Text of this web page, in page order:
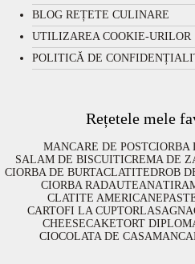
BLOG REȚETE CULINARE
UTILIZAREA COOKIE-URILOR
POLITICĂ DE
Rețetele mele
MANCARE DE POSTCIORBA
SALAM DE BISCUITICREMA DE
CIORBA DE BURTACLATITEDROB
CIORBA RADAUTEANA
CLATITE AMERICANE
CARTOFI LA CUPTORLASAGNA
CHEESECAKETORT
CIOCOLATA DE CASA